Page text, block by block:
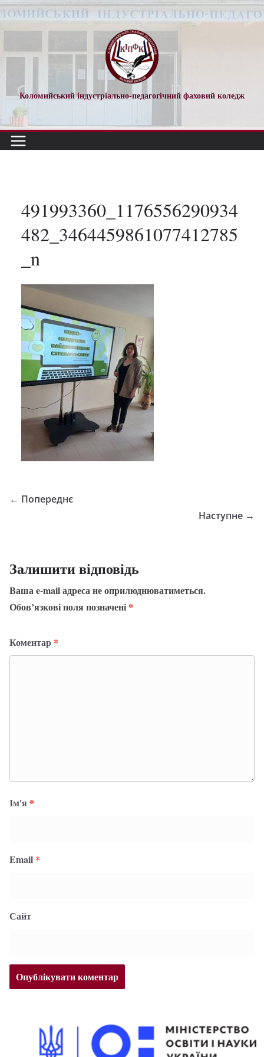
Перейти
до
Коломийський індустріально-педагогічний фаховий коледж
491993360_1176556290934
482_3464459861077412785
_n
← Попереднє
Наступне →
Залишити відповідь
Ваша e-mail адреса не оприлюднюватиметься.
Обов’язкові поля позначені *
Коментар *
Ім'я *
Email *
Сайт